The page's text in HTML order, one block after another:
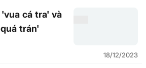
cá tra' và
trán'
18/12/2023